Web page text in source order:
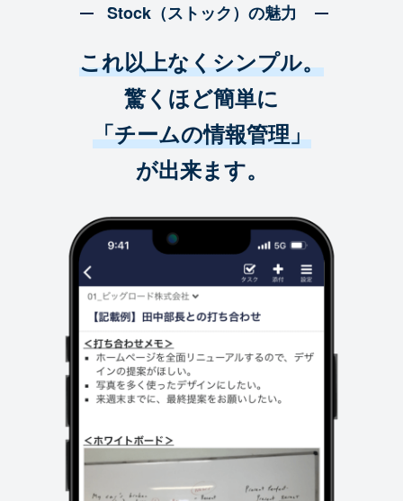
Stock（ストック）の魅力
これ以上なくシンプル。
驚くほど簡単に
「チームの情報管理」
が出来ます。